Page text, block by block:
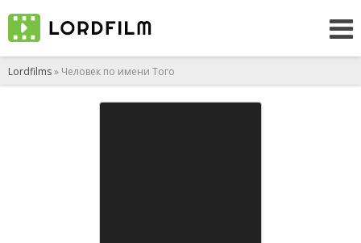
Lordfilms» Человек по имени Того